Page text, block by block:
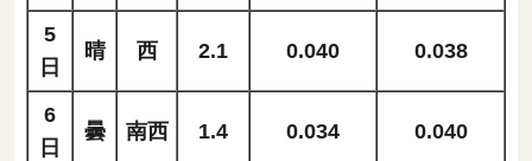
5
日
晴 西 2.1 0.040 0.038
6
日
曇 南西 1.4 0.034 0.040